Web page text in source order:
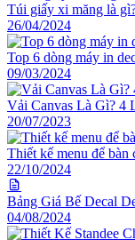
Túi giấy xi măng là
26/04/2024
Top 6 dòng máy in
09/03/2024
Vải Canvas Là Gì? 4
20/07/2023
Thiết kế menu để bàn
22/10/2024
Bảng Giá Bế Decal
04/08/2024